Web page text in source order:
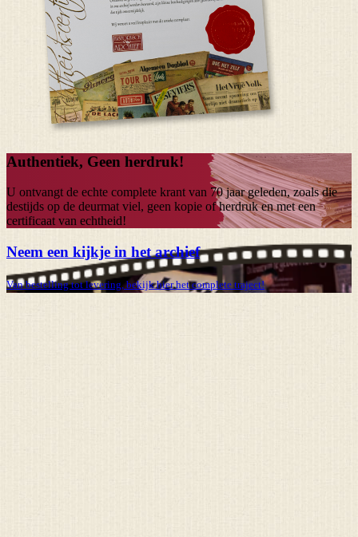
Authentiek, Geen herdruk!
U ontvangt de echte complete krant van 70 jaargeleden, zoals die
destijds op de deurmat viel, geen kopie of herdruk en met een
certificaat van echtheid!
Neem een kijkje in het archief
Van bestelling tot levering, bekijk hier het complete traject!